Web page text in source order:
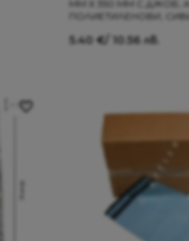
ММ Х 350 ММ С ДЖОБ,
ПОЛИЕТИЛЕНОВИ,
5.40 €/ 10.56 лв.